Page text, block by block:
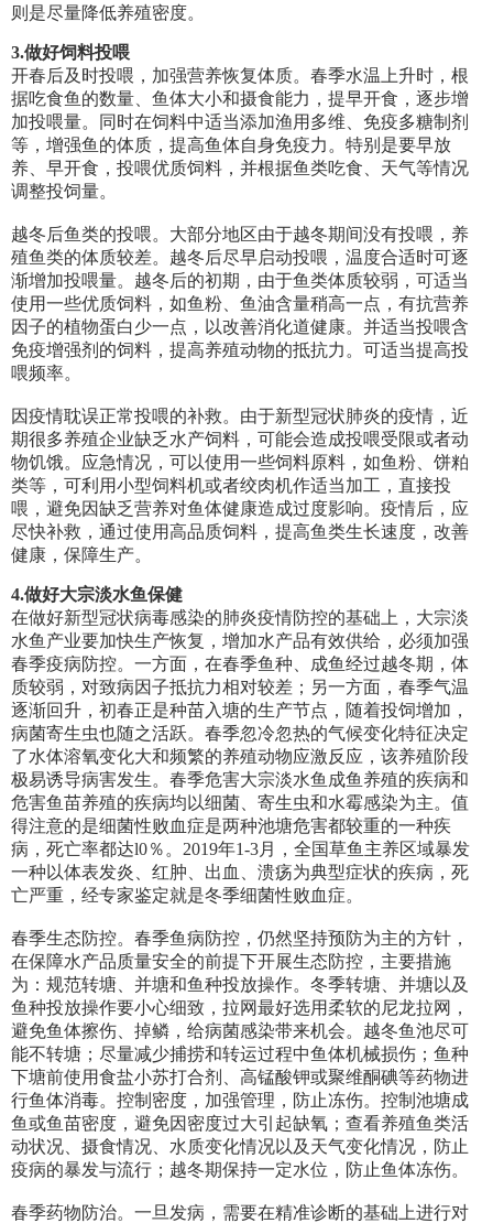
则是尽量降低养殖密度。
3.做好饲料投喂
开春后及时投喂，加强营养恢复体质。春季水温上升时，根
据吃食鱼的数量、鱼体大小和摄食能力，提早开食，逐步增
加投喂量。同时在饲料中适当添加渔用多维、免疫多糖制剂
等，增强鱼的体质，提高鱼体自身免疫力。特别是要早放
养、早开食，投喂优质饲料，并根据鱼类吃食、天气等情况
调整投饲量。
越冬后鱼类的投喂。大部分地区由于越冬期间没有投喂，养
殖鱼类的体质较差。越冬后尽早启动投喂，温度合适时可逐
渐增加投喂量。越冬后的初期，由于鱼类体质较弱，可适当
使用一些优质饲料，如鱼粉、鱼油含量稍高一点，有抗营养
因子的植物蛋白少一点，以改善消化道健康。并适当投喂含
免疫增强剂的饲料，提高养殖动物的抵抗力。可适当提高投
喂频率。
因疫情耽误正常投喂的补救。由于新型冠状肺炎的疫情，近
期很多养殖企业缺乏水产饲料，可能会造成投喂受限或者动
物饥饿。应急情况，可以使用一些饲料原料，如鱼粉、饼粕
类等，可利用小型饲料机或者绞肉机作适当加工，直接投
喂，避免因缺乏营养对鱼体健康造成过度影响。疫情后，应
尽快补救，通过使用高品质饲料，提高鱼类生长速度，改善
健康，保障生产。
4.做好大宗淡水鱼保健
在做好新型冠状病毒感染的肺炎疫情防控的基础上，大宗淡
水鱼产业要加快生产恢复，增加水产品有效供给，必须加强
春季疫病防控。一方面，在春季鱼种、成鱼经过越冬期，体
质较弱，对致病因子抵抗力相对较差；另一方面，春季气温
逐渐回升，初春正是种苗入塘的生产节点，随着投饲增加，
病菌寄生虫也随之活跃。春季忽冷忽热的气候变化特征决定
了水体溶氧变化大和频繁的养殖动物应激反应，该养殖阶段
极易诱导病害发生。春季危害大宗淡水鱼成鱼养殖的疾病和
危害鱼苗养殖的疾病均以细菌、寄生虫和水霉感染为主。值
得注意的是细菌性败血症是两种池塘危害都较重的一种疾
病，死亡率都达l0％。2019年1-3月，全国草鱼主养区域暴发
一种以体表发炎、红肿、出血、溃疡为典型症状的疾病，死
亡严重，经专家鉴定就是冬季细菌性败血症。
春季生态防控。春季鱼病防控，仍然坚持预防为主的方针，
在保障水产品质量安全的前提下开展生态防控，主要措施
为：规范转塘、并塘和鱼种投放操作。冬季转塘、并塘以及
鱼种投放操作要小心细致，拉网最好选用柔软的尼龙拉网，
避免鱼体擦伤、掉鳞，给病菌感染带来机会。越冬鱼池尽可
能不转塘；尽量减少捕捞和转运过程中鱼体机械损伤；鱼种
下塘前使用食盐小苏打合剂、高锰酸钾或聚维酮碘等药物进
行鱼体消毒。控制密度，加强管理，防止冻伤。控制池塘成
鱼或鱼苗密度，避免因密度过大引起缺氧；查看养殖鱼类活
动状况、摄食情况、水质变化情况以及天气变化情况，防止
疫病的暴发与流行；越冬期保持一定水位，防止鱼体冻伤。
春季药物防治。一旦发病，需要在精准诊断的基础上进行对